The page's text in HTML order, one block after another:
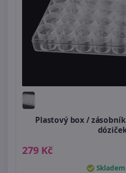
Plastový box /
279 Kč
Skladem